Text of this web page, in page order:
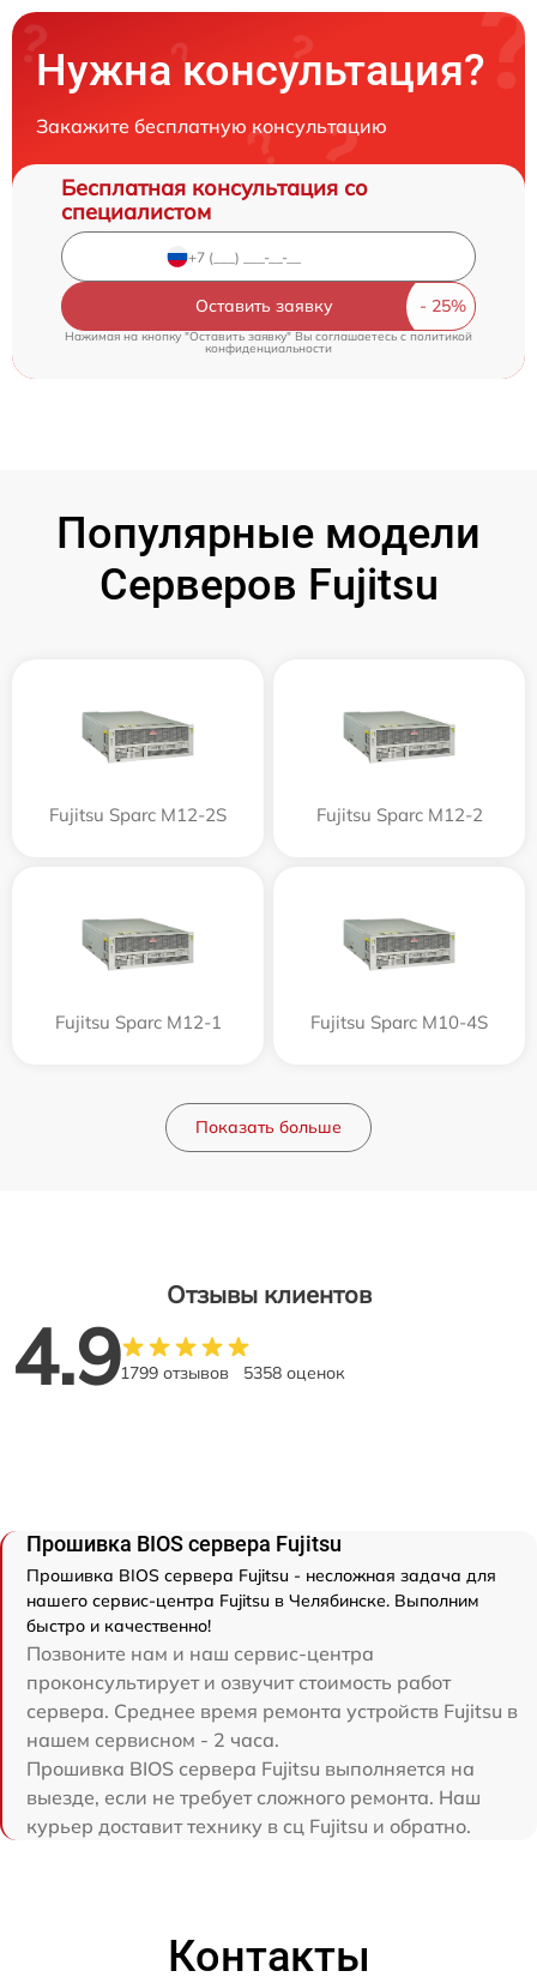
Нужна консультация?
Закажите бесплатную консультацию
Бесплатная консультация со
специалистом
Оставить заявку
Нажимая на кнопку "Оставить заявку" Вы соглашаетесь cполитикой
конфиденциальности
Популярные модели
Серверов Fujitsu
Fujitsu Sparc M12-2S Fujitsu Sparc M12-2
Fujitsu Sparc M12-1 Fujitsu Sparc M10-4S
Показать больше
Отзывы клиентов
4.91799 отзывов 5358 оценок
Прошивка BIOS сервера Fujitsu
Прошивка BIOS сервера Fujitsu - несложная задача для
нашего сервис-центра Fujitsu в Челябинске. Выполним
быстро и качественно!
Позвоните нам и наш сервис-центра
проконсультирует и озвучит стоимость работ
сервера. Среднее время ремонта устройств Fujitsu в
нашем сервисном - 2 часа.
Прошивка BIOS сервера Fujitsu выполняется на
выезде, если не требует сложного ремонта. Наш
курьер доставит технику в сц Fujitsu и обратно.
Контакты